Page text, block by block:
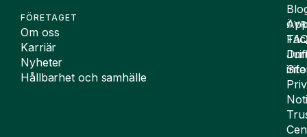
FÖRETAGET
Om oss
Karriär
Nyheter
Hållbarhet och samhälle